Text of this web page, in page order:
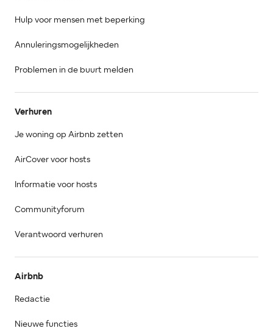
Hulp voor mensen met beperking
Annuleringsmogelijkheden
Problemen in de buurt melden
Verhuren
Je woning op Airbnb zetten
AirCover voor hosts
Informatie voor hosts
Communityforum
Verantwoord verhuren
Airbnb
Redactie
Nieuwe functies